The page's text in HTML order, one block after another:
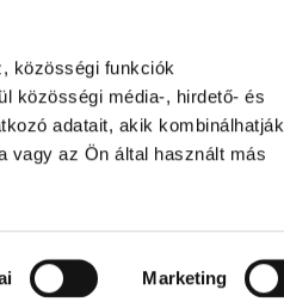
közösségi funkciók
közösségi média-, hirdető- és
adatait, akik kombinálhatják
vagy az Ön által használt más
Marketing
bolt.hu